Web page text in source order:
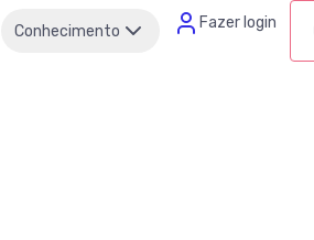
Conhecimento Fazer login